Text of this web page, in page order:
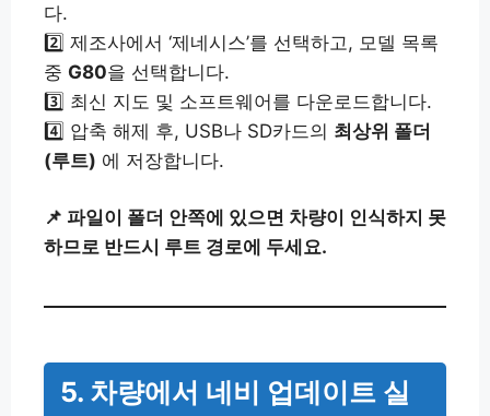
다.
2️⃣ 제조사에서 ‘제네시스’를 선택하고, 모델 목록
중 G80을 선택합니다.
3️⃣ 최신 지도 및 소프트웨어를 다운로드합니다.
4️⃣ 압축 해제 후, USB나 SD카드의 최상위 폴더
(루트) 에 저장합니다.
📌 파일이 폴더 안쪽에 있으면 차량이 인식하지 못
하므로 반드시 루트 경로에 두세요.
5. 차량에서 네비 업데이트 실